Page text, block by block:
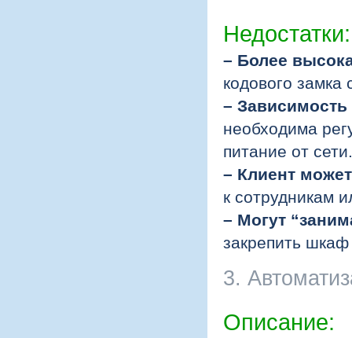
Недостатки:
– Более
кодового замка
– Зависимость
необходима
питание от сети.
– Клиент
к сотрудникам
– Могут
закрепить
3.
Описание: